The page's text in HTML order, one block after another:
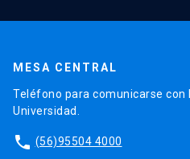
MESA CENTRAL
Teléfono para comunicarse con
Universidad.
phone (56)95504 4000